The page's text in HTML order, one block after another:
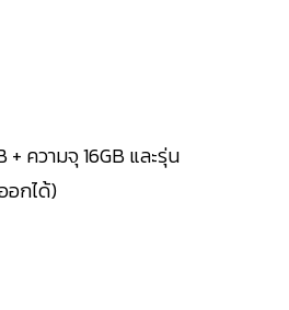
+ ความจุ 16GB และรุ่น
อกได้)